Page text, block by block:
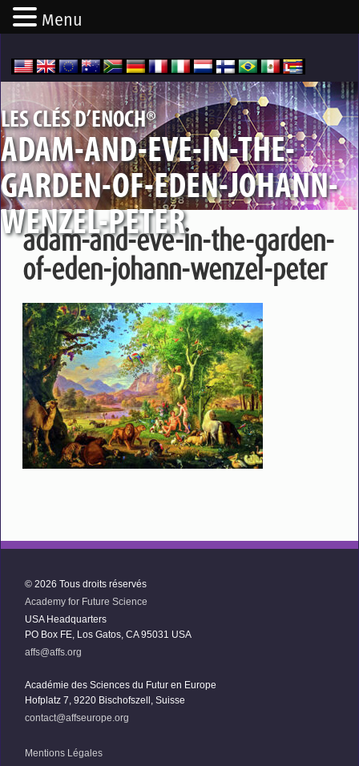
LES CLÉS D’ENOCH®
ADAM-AND-EVE-IN-THE-
GARDEN-OF-EDEN-JOHANN-
WENZEL-PETER
adam-and-eve-in-the-garden-
of-eden-johann-wenzel-peter
© 2026 Tous droits réservés
Academy for Future Science
USA Headquarters
PO Box FE, Los Gatos, CA 95031 USA
affs@affs.org
Académie des Sciences du Futur en Europe
Hofplatz 7, 9220 Bischofszell, Suisse
contact@affseurope.org
Mentions Légales
Menu